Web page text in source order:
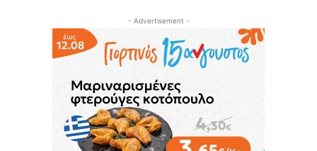
- Advertisement -